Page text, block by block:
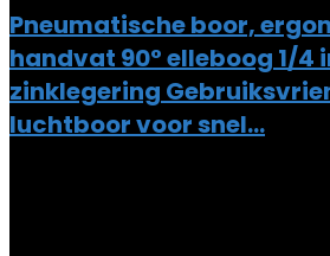
Pneumatische boor,
handvat 90° elleboog 1/4
zinklegering
luchtboor voor snel…